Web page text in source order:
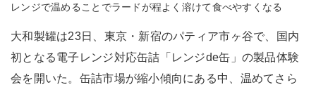
レンジで温めることでラードが程よく溶けて食べやすくなる
大和製罐は23日、東京・新宿のパティア市ヶ谷で、国内
初となる電子レンジ対応缶詰「レンジde缶」の製品体験
会を開いた。缶詰市場が縮小傾向にある中、温めてさら